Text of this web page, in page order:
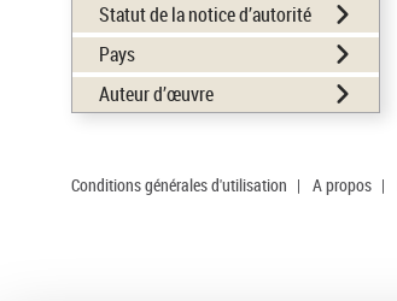
Statut de la notice d’autorité
Pays
Auteur d’œuvre
Conditions générales d'utilisation | A propos |